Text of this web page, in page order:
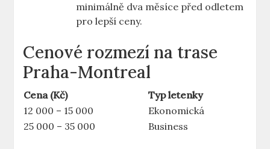
minimálně dva měsíce před odletem
pro lepší ceny.
Cenové rozmezí na trase
Praha-Montreal
Cena (Kč)
Typ letenky
12 000 – 15 000
Ekonomická
25 000 – 35 000
Business